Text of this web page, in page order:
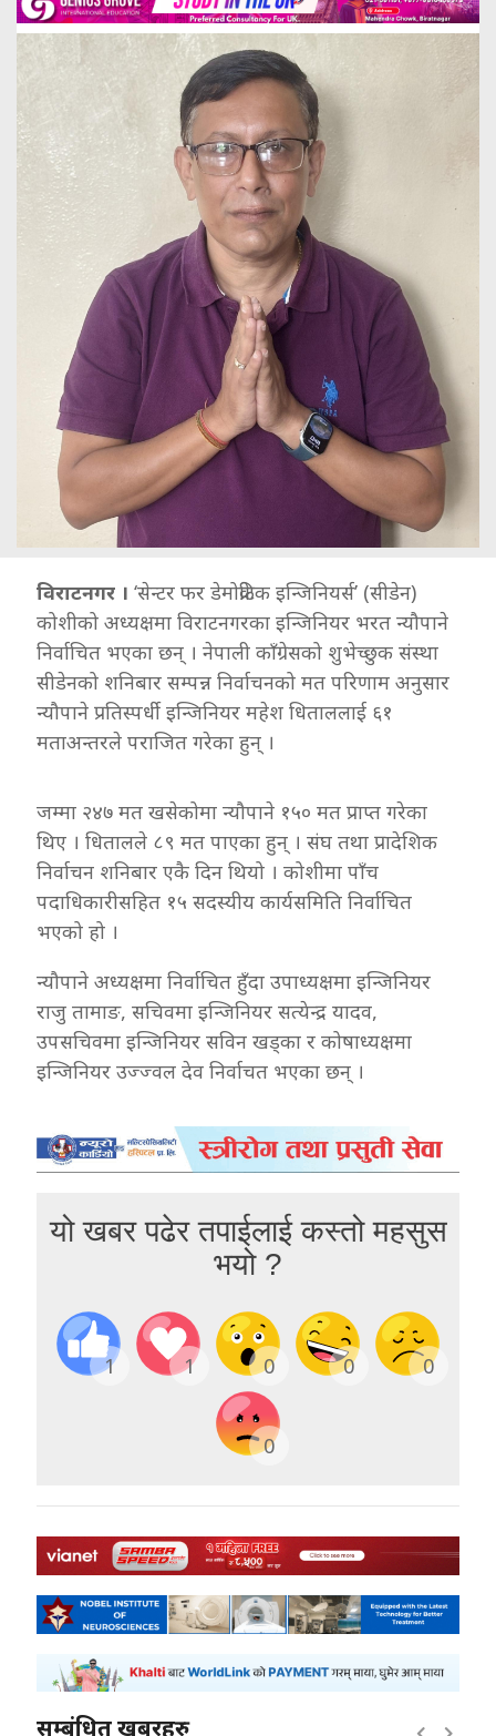
विराटनगर । ‘सेन्टर फर डेमोक्रेटिक इन्जिनियर्स’ (सीडेन)
कोशीको अध्यक्षमा विराटनगरका इन्जिनियर भरत न्यौपाने
निर्वाचित भएका छन् । नेपाली काँग्रेसको शुभेच्छुक संस्था
सीडेनको शनिबार सम्पन्न निर्वाचनको मत परिणाम अनुसार
न्यौपाने प्रतिस्पर्धी इन्जिनियर महेश धिताललाई ६१
मताअन्तरले पराजित गरेका हुन् ।
जम्मा २४७ मत खसेकोमा न्यौपाने १५० मत प्राप्त गरेका
थिए । धितालले ८९ मत पाएका हुन् । संघ तथा प्रादेशिक
निर्वाचन शनिबार एकै दिन थियो । कोशीमा पाँच
पदाधिकारीसहित १५ सदस्यीय कार्यसमिति निर्वाचित
भएको हो ।
न्यौपाने अध्यक्षमा निर्वाचित हुँदा उपाध्यक्षमा इन्जिनियर
राजु तामाङ, सचिवमा इन्जिनियर सत्येन्द्र यादव,
उपसचिवमा इन्जिनियर सविन खड्का र कोषाध्यक्षमा
इन्जिनियर उज्ज्वल देव निर्वाचत भएका छन् ।
यो खबर पढेर तपाईलाई कस्तो महसुस
भयो ?
1 1 0 0 0
0
सम्बंधित खबरहरु